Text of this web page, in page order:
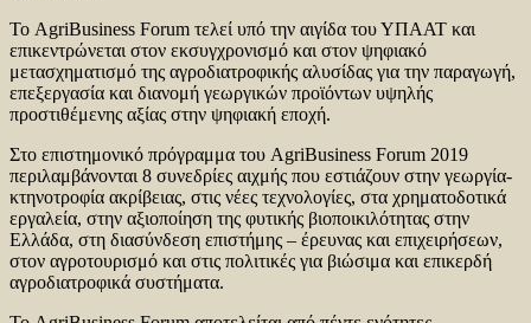
Το AgriBusiness Forum τελεί υπό την αιγίδα του ΥΠΑΑΤ και
επικεντρώνεται στον εκσυγχρονισμό και στον ψηφιακό
μετασχηματισμό της αγροδιατροφικής αλυσίδας για την παραγωγή,
επεξεργασία και διανομή γεωργικών προϊόντων υψηλής
προστιθέμενης αξίας στην ψηφιακή εποχή.
Στο επιστημονικό πρόγραμμα του AgriBusiness Forum 2019
περιλαμβάνονται 8 συνεδρίες αιχμής που εστιάζουν στην γεωργία-
κτηνοτροφία ακρίβειας, στις νέες τεχνολογίες, στα χρηματοδοτικά
εργαλεία, στην αξιοποίηση της φυτικής βιοποικιλότητας στην
Ελλάδα, στη διασύνδεση επιστήμης – έρευνας και επιχειρήσεων,
στον αγροτουρισμό και στις πολιτικές για βιώσιμα και επικερδή
αγροδιατροφικά συστήματα.